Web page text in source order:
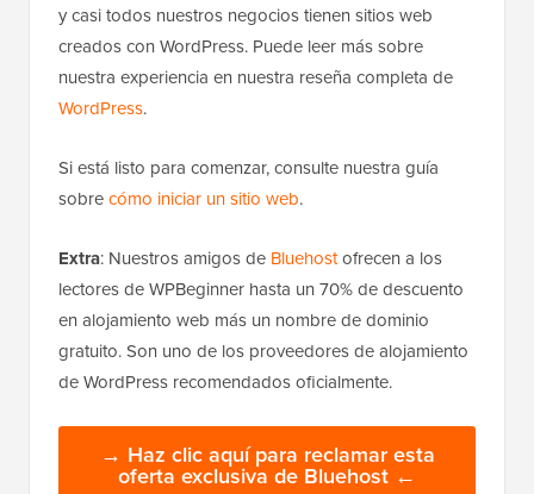
y casi todos nuestros negocios tienen sitios web
creados con WordPress. Puede leer más sobre
nuestra experiencia en nuestra reseña completa de
WordPress.
Si está listo para comenzar, consulte nuestra guía
sobrecómo iniciar un sitio web.
Extra: Nuestros amigos de Bluehostofrecen a los
lectores de WPBeginner hasta un 70% de descuento
en alojamiento web más un nombre de dominio
gratuito. Son uno de los proveedores de alojamiento
de WordPress recomendados oficialmente.
→ Haz clic aquí para reclamar esta
oferta exclusiva de Bluehost ←